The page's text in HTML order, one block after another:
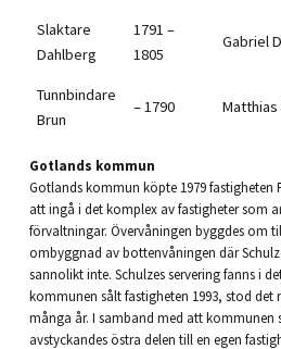
Slaktare
Dahlberg
1791 –
1805
Gabriel
Tunnbindare
Brun
– 1790 Matthias
Gotlands kommun
Gotlands kommun köpte 1979 fastigheten
att ingå i det komplex av fastigheter som
förvaltningar. Övervåningen byggdes om
ombyggnad av bottenvåningen där
sannolikt inte. Schulzes servering fanns i
kommunen sålt fastigheten 1993, stod
många år. I samband med att kommunen
avstyckandes östra delen till en egen